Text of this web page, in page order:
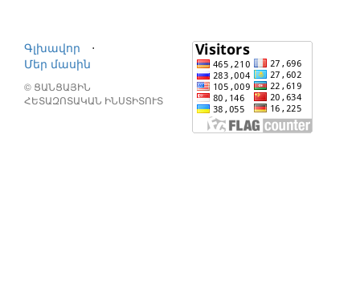
Գլխավոր
⋅
Մեր մասին
© ՑԱՆՑԱՅԻՆ
ՀԵՏԱԶՈՏԱԿԱՆ ԻՆՍՏԻՏՈՒՏ